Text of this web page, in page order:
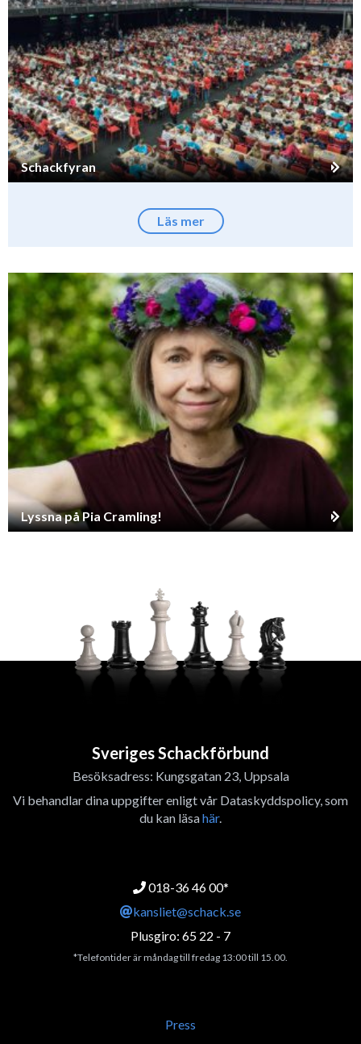
Schackfyran
Läs mer
Lyssna på Pia Cramling!
Sveriges Schackförbund
Besöksadress: Kungsgatan 23, Uppsala
Vi behandlar dina uppgifter enligt vår Dataskyddspolicy, som
du kan läsahär.
018-36 46 00*
kansliet@schack.se
Plusgiro: 65 22 - 7
*Telefontider är måndag till fredag 13:00 till 15.00.
Press